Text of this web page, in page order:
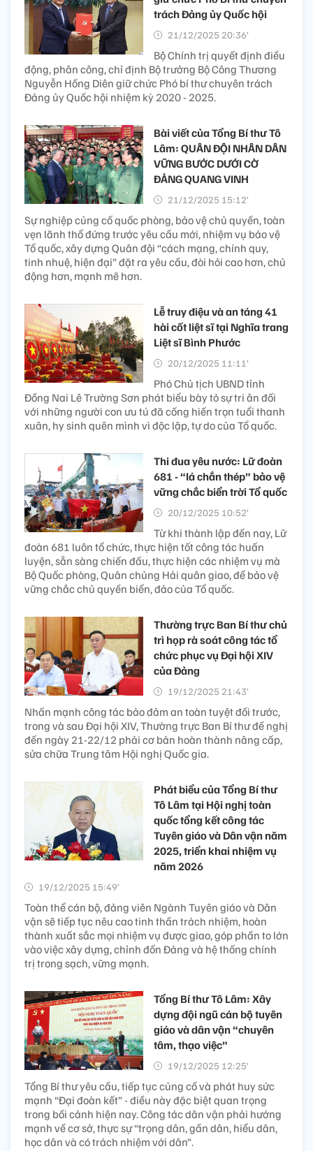
trách Đảng ủy Quốc hội
21/12/2025 20:36’
Bộ Chính trị quyết định điều
động, phân công, chỉ định Bộ trưởng Bộ Công Thương
Nguyễn Hồng Diên giữ chức Phó bí thư chuyên trách
Đảng ủy Quốc hội nhiệm kỳ 2020 - 2025.
Bài viết của Tổng Bí thư Tô
Lâm: QUÂN ĐỘI NHÂN DÂN
VỮNG BƯỚC DƯỚI CỜ
ĐẢNG QUANG VINH
21/12/2025 15:12’
Sự nghiệp củng cố quốc phòng, bảo vệ chủ quyền, toàn
vẹn lãnh thổ đứng trước yêu cầu mới, nhiệm vụ bảo vệ
Tổ quốc, xây dựng Quân đội “cách mạng, chính quy,
tinh nhuệ, hiện đại” đặt ra yêu cầu, đòi hỏi cao hơn, chủ
động hơn, mạnh mẽ hơn.
Lễ truy điệu và an táng 41
hài cốt liệt sĩ tại Nghĩa trang
Liệt sĩ Bình Phước
20/12/2025 11:11’
Phó Chủ tịch UBND tỉnh
Đồng Nai Lê Trường Sơn phát biểu bày tỏ sự tri ân đối
với những người con ưu tú đã cống hiến trọn tuổi thanh
xuân, hy sinh quên mình vì độc lập, tự do của Tổ quốc.
Thi đua yêu nước: Lữ đoàn
681 - “lá chắn thép” bảo vệ
vững chắc biển trời Tổ quốc
20/12/2025 10:52’
Từ khi thành lập đến nay, Lữ
đoàn 681 luôn tổ chức, thực hiện tốt công tác huấn
luyện, sẵn sàng chiến đấu, thực hiện các nhiệm vụ mà
Bộ Quốc phòng, Quân chủng Hải quân giao, để bảo vệ
vững chắc chủ quyền biển, đảo của Tổ quốc.
Thường trực Ban Bí thư chủ
trì họp rà soát công tác tổ
chức phục vụ Đại hội XIV
của Đảng
19/12/2025 21:43’
Nhấn mạnh công tác bảo đảm an toàn tuyệt đối trước,
trong và sau Đại hội XIV, Thường trực Ban Bí thư đề nghị
đến ngày 21-22/12 phải cơ bản hoàn thành nâng cấp,
sửa chữa Trung tâm Hội nghị Quốc gia.
Phát biểu của Tổng Bí thư
Tô Lâm tại Hội nghị toàn
quốc tổng kết công tác
Tuyên giáo và Dân vận năm
2025, triển khai nhiệm vụ
năm 2026
19/12/2025 15:49’
Toàn thể cán bộ, đảng viên Ngành Tuyên giáo và Dân
vận sẽ tiếp tục nêu cao tinh thần trách nhiệm, hoàn
thành xuất sắc mọi nhiệm vụ được giao, góp phần to lớn
vào việc xây dựng, chỉnh đốn Đảng và hệ thống chính
trị trong sạch, vững mạnh.
Tổng Bí thư Tô Lâm: Xây
dựng đội ngũ cán bộ tuyên
giáo và dân vận “chuyên
tâm, thạo việc”
19/12/2025 12:25’
Tổng Bí thư yêu cầu, tiếp tục củng cố và phát huy sức
mạnh “Đại đoàn kết” - điều này đặc biệt quan trọng
trong bối cảnh hiện nay. Công tác dân vận phải hướng
mạnh về cơ sở, thực sự “trọng dân, gần dân, hiểu dân,
học dân và có trách nhiệm với dân”.